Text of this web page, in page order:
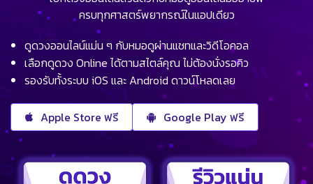
ครบทุกศาสตร์พยากรณ์ในแอปเดียว
ดูดวงออนไลน์แม่น ๆ กับหมอดูผ่านแชทและวิดีโอคอล
เลือกดูดวง Online ได้ตามสไตล์คุณ ไม่ต้องนั่งรอคิว
รองรับทั้งระบบ iOS และ Android ดาวน์โหลดเลย
Apple Store ฟรี Google Play ฟรี